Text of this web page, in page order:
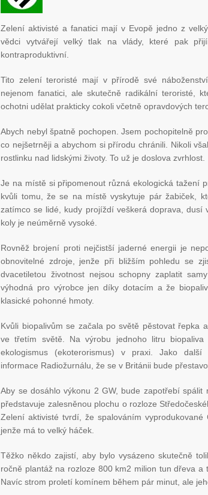
Zelení aktivisté a fanatici mají v Evopě jedno z
vědci vytvářejí velký tlak na vlády, které pak
kontraproduktivní.
Tito zelení teroristé mají v přírodě své
nejenom fanatici, ale skutečně radikální teroristé,
ochotni udělat prakticky cokoli včetně opravdových
Abych nebyl špatně pochopen. Jsem pochopitelně
co nejšetrněji a abychom si přírodu chránili. Nikoli
rostlinku nad lidskými životy. To už je doslova zvrhlost.
Je na místě si připomenout různá ekologická tažení
kvůli tomu, že se na místě vyskytuje pár žabiček,
zatímco se lidé, kudy projíždí veškerá doprava, dusí
koly je neúměrně vysoké.
Rovněž brojení proti nejčistší jaderné energii je
obnovitelné zdroje, jenže při bližším pohledu se
dvacetiletou životnost nejsou schopny zaplatit
výhodná pro výrobce jen díky dotacím a že
klasické pohonné hmoty.
Kvůli biopalivům se začala po světě pěstovat řepka
ve třetím světě. Na výrobu jednoho litru
ekologismus (ekoterorismus) v praxi. Jako
informace Radiožurnálu, že se v Británii bude
Aby se dosáhlo výkonu 2 GW, bude zapotřebí spálit
představuje zalesněnou plochu o rozloze
Zelení aktivisté tvrdí, že spalováním vyprodukované
jenže má to velký háček.
Těžko někdo zajistí, aby bylo vysázeno skutečně
ročně plantáž na rozloze 800 km2 milion tun dřeva a
Navíc strom proletí komínem během pár minut, ale